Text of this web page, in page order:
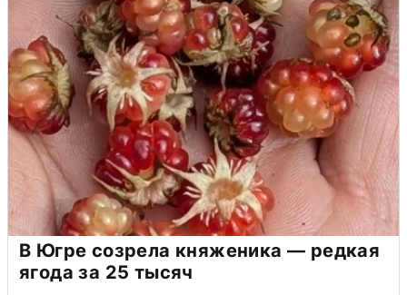
В Югре созрела княженика — редкая
ягода за 25 тысяч